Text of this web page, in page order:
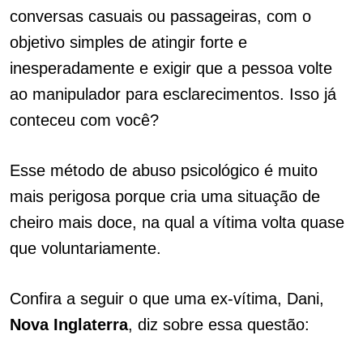
conversas casuais ou passageiras, com o
objetivo simples de atingir forte e
inesperadamente e exigir que a pessoa volte
ao manipulador para esclarecimentos. Isso já
conteceu com você?
Esse método de abuso psicológico é muito
mais perigosa porque cria uma situação de
cheiro mais doce, na qual a vítima volta quase
que voluntariamente.
Confira a seguir o que uma ex-vítima, Dani,
Nova Inglaterra, diz sobre essa questão: